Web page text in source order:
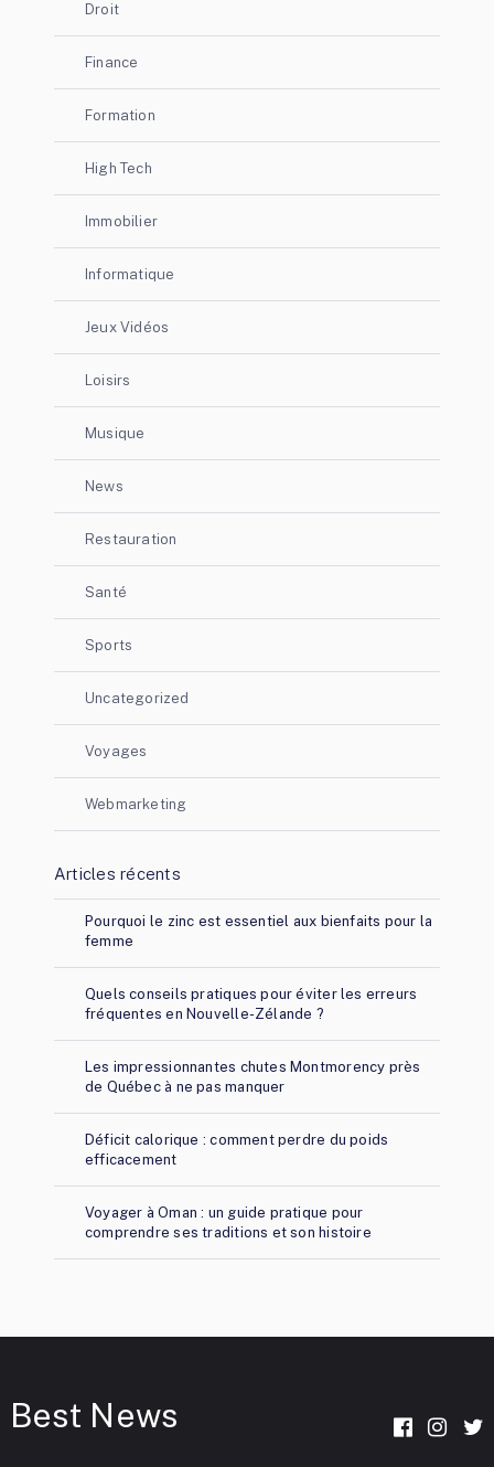
Droit
Finance
Formation
High Tech
Immobilier
Informatique
Jeux Vidéos
Loisirs
Musique
News
Restauration
Santé
Sports
Uncategorized
Voyages
Webmarketing
Articles récents
Pourquoi le zinc est essentiel aux bienfaits pour la
femme
Quels conseils pratiques pour éviter les erreurs
fréquentes en Nouvelle-Zélande ?
Les impressionnantes chutes Montmorency près
de Québec à ne pas manquer
Déficit calorique : comment perdre du poids
efficacement
Voyager à Oman : un guide pratique pour
comprendre ses traditions et son histoire
Best News